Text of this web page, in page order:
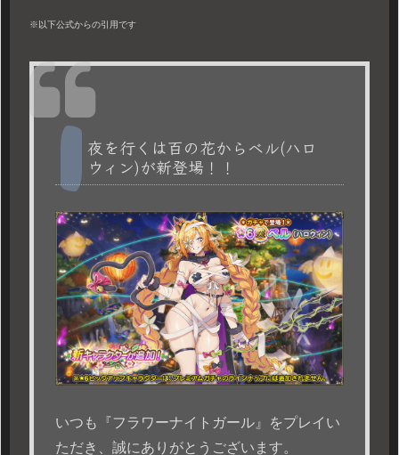
※以下公式からの引用です
夜を行くは百の花からベル(ハロ
ウィン)が新登場！！
いつも『フラワーナイトガール』をプレイい
ただき、誠にありがとうございます。